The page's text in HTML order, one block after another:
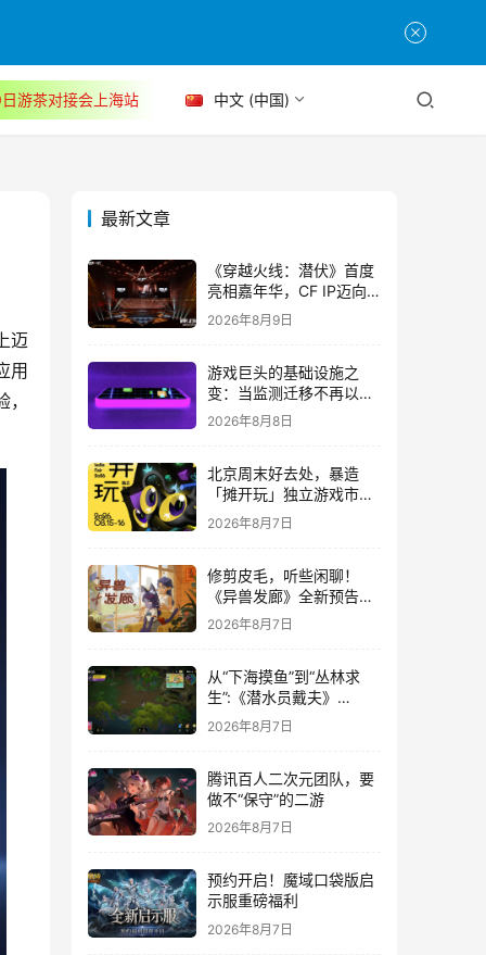
游茶对接会上海站 中文 (中国)
迈
用
最新文章
《穿越火线：潜伏》首度
亮相嘉年华，CF IP迈向
3A叙事新高度
2026年8月9日
游戏巨头的基础设施之
变：当监测迁移不再以中
断为代价
2026年8月8日
北京周末好去处，暴造
「摊开玩」独立游戏市集
正式开票！
2026年8月7日
修剪皮毛，听些闲聊！
《异兽发廊》全新预告与
Steam免费试玩公开
2026年8月7日
从“下海摸鱼”到“丛林求
生”:《潜水员戴夫》
DLC《丛林》移动端定档
8月14日
2026年8月7日
腾讯百人二次元团队，要
做不“保守”的二游
2026年8月7日
预约开启！魔域口袋版启
示服重磅福利
2026年8月7日